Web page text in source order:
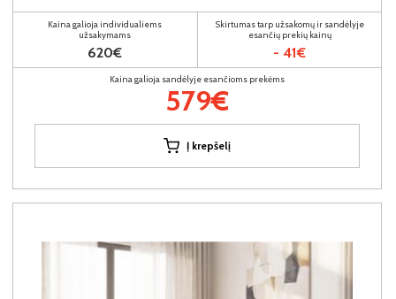
Kaina galioja individualiems
užsakymams
620€
Skirtumas tarp užsakomų ir sandėlyje
esančių prekių kainų
- 41€
Kaina galioja sandėlyje esančioms prekėms
579€
Į krepšelį